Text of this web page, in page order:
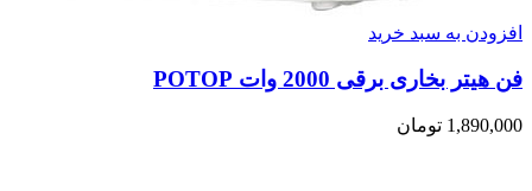
افزودن به سبد خرید
فن هیتر بخاری برقی 2000 وات POTOP
1,890,000 تومان